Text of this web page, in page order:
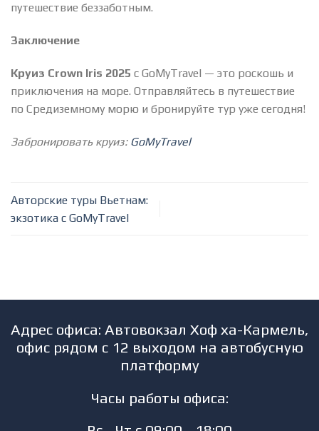
путешествие беззаботным.
Заключение
Круиз Crown Iris 2025 с GoMyTravel — это роскошь и
приключения на море. Отправляйтесь в путешествие
по Средиземному морю и бронируйте тур уже сегодня!
Забронировать круиз: GoMyTravel
Авторские туры Вьетнам:
экзотика с GoMyTravel
Адрес офиса: Автовокзал Хоф ха-Кармель,
офис рядом с 12 выходом на автобусную
платформу
Часы работы офиса: